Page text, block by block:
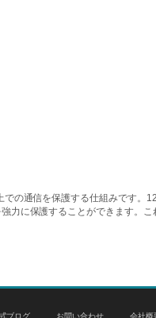
の通信を保護する仕組みです。
に保護することができます。
ブログ お問い合わせ 会社概